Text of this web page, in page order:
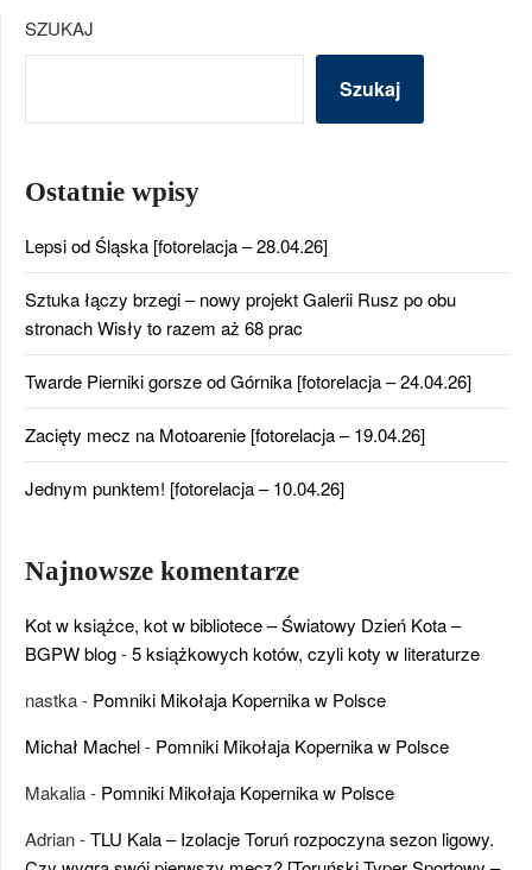
SZUKAJ
Szukaj
Ostatnie wpisy
Lepsi od Śląska [fotorelacja – 28.04.26]
Sztuka łączy brzegi – nowy projekt Galerii Rusz po obu
stronach Wisły to razem aż 68 prac
Twarde Pierniki gorsze od Górnika [fotorelacja – 24.04.26]
Zacięty mecz na Motoarenie [fotorelacja – 19.04.26]
Jednym punktem! [fotorelacja – 10.04.26]
Najnowsze komentarze
Kot w książce, kot w bibliotece – Światowy Dzień Kota –
BGPW blog-5 książkowych kotów, czyli koty w literaturze
nastka- Pomniki Mikołaja Kopernika w Polsce
Michał Machel- Pomniki Mikołaja Kopernika w Polsce
Makalia- Pomniki Mikołaja Kopernika w Polsce
Adrian-TLU Kala – Izolacje Toruń rozpoczyna sezon ligowy.